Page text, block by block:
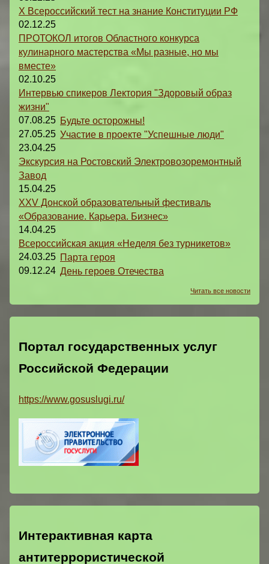
X Всероссийский тест на знание Конституции РФ
02.12.25
ПРОТОКОЛ итогов Областного конкурса
кулинарного мастерства «Мы разные, но мы
вместе»
02.10.25
Интервью спикеров Лектория "Здоровый образ
жизни"
07.08.25 Будьте осторожны!
27.05.25 Участие в проекте "Успешные люди"
23.04.25
Экскурсия на Ростовский Электровозоремонтный
Завод
15.04.25
XXV Донской образовательный фестиваль
«Образование. Карьера. Бизнес»
14.04.25
Всероссийская акция «Неделя без турникетов»
24.03.25 Парта героя
09.12.24 День героев Отечества
Читать все новости
Портал государственных услуг
Российской Федерации
https://www.gosuslugi.ru/
Интерактивная карта
антитеррористической